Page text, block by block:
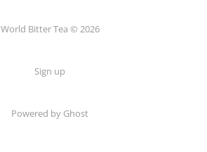
World Bitter Tea © 2026
Sign up
Powered by Ghost